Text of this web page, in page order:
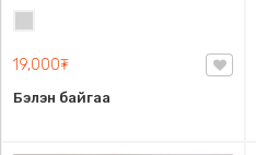
сонголттой
19,000₮
Бэлэн байгаа